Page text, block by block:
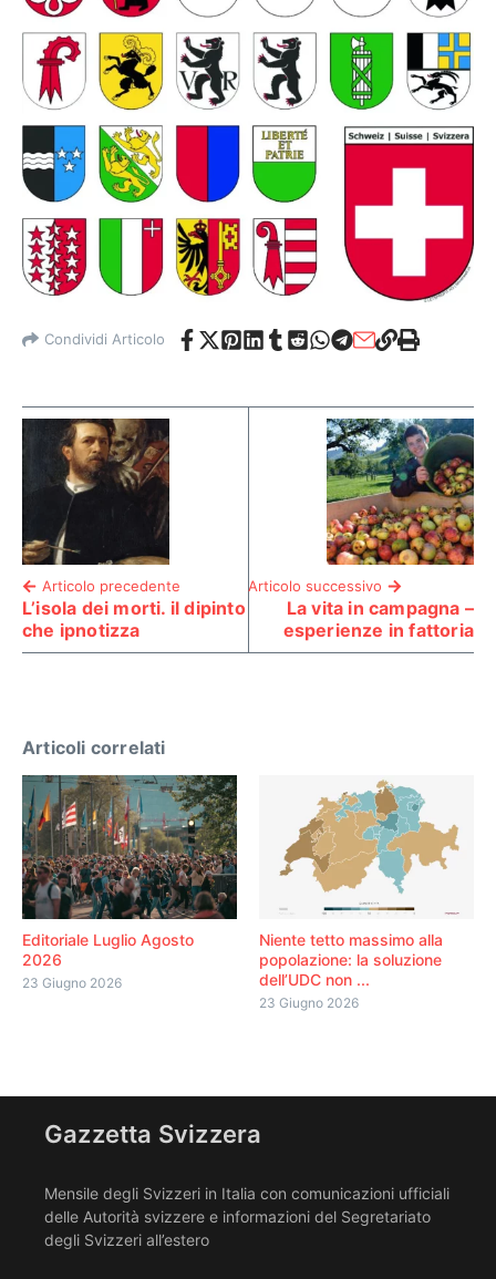
Condividi Articolo
Articolo precedente
L’isola dei morti. il dipinto
che ipnotizza
Articolo successivo
La vita in campagna –
esperienze in fattoria
Articoli correlati
Editoriale Luglio Agosto
2026
23 Giugno 2026
Niente tetto massimo alla
popolazione: la soluzione
dell’UDC non ...
23 Giugno 2026
Gazzetta Svizzera
Mensile degli Svizzeri in Italia con comunicazioni ufficiali
delle Autorità svizzere e informazioni del Segretariato
degli Svizzeri all’estero